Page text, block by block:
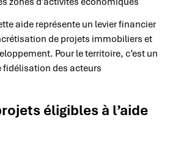
aide représente un levier financier
de projets immobiliers et
Pour le territoire, c’est un
fidélisation des acteurs
éligibles à l’aide